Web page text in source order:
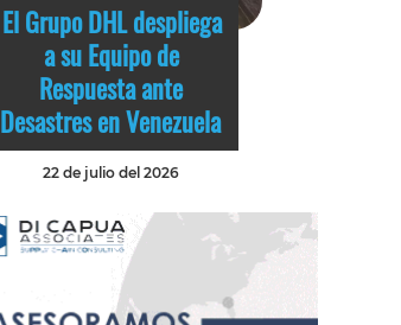
El Grupo DHL despliega
a su Equipo de
Respuesta ante
Desastres en Venezuela
22 de julio del 2026